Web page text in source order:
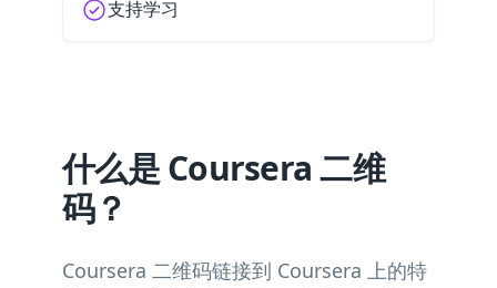
支持学习
什么是 Coursera 二维
码？
Coursera 二维码链接到 Coursera 上的特